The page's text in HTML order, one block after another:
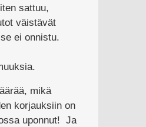
sattuu,
väistävät
ei onnistu.
mikä
korjauksiin on
uponnut! Ja